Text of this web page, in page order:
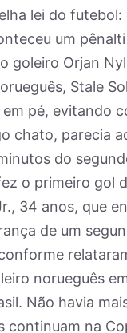
lei do
um
goleiro Orjan
Stale
pé, evitando
chato, parecia
do
o primeiro gol
34 anos, que
de um
norueguês
Não havia
continuam na